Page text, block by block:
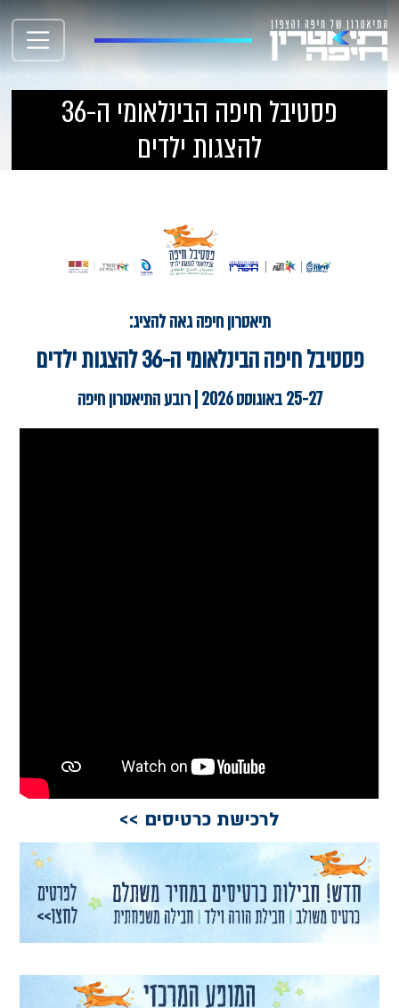
פסטיבל חיפה הבינלאומי ה-36
להצגות ילדים
תיאטרון חיפה גאה להציג:
פסטיבל חיפה הבינלאומי ה-36 להצגות ילדים
25-27 באוגוסט 2026 | רובע התיאטרון חיפה
לרכישת כרטיסים >>